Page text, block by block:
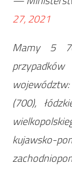
27, 2021
Mamy 5
(700),
kujawsko-